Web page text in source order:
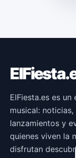
ElFiesta.es es
musical:
lanzamientos y
quienes viven la
disfrutan